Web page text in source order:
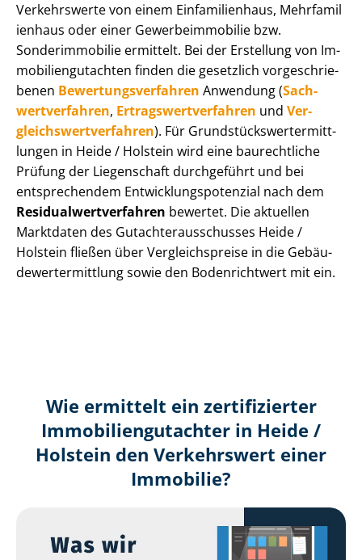
Verkehrswerte von einem Einfamilienhaus, Mehr­fa­mi­l
i­en­haus oder einer Ge­wer­be­im­mo­bi­lie bzw.
Sonderimmobilie ermittelt. Bei der Erstellung von Im­
mo­bi­li­en­gut­ach­ten finden die gesetzlich vor­ge­schrie­
be­nen Be­wer­tungs­ver­fah­ren Anwendung (Sach­
wert­ver­fah­ren, Er­trags­wert­ver­fah­ren und Ver­
gleichs­wert­ver­fah­ren). Für Grund­stücks­wert­ermitt­
lun­gen in Heide / Holstein wird eine baurechtliche
Prüfung der Liegenschaft durchgeführt und bei
entsprechendem Ent­wick­lungs­po­ten­zi­al nach dem
Re­si­du­al­wert­ver­fah­ren bewertet. Die aktuellen
Marktdaten des Gut­ach­ter­aus­schus­ses Heide /
Holstein fließen über Ver­gleichs­prei­se in die Ge­bäu­
de­wert­ermitt­lung sowie den Bodenrichtwert mit ein.
Wie ermittelt ein zertifizierter
Immobilien­gutachter in Heide /
Holstein den Verkehrswert einer
Immobilie?